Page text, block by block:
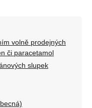
volně prodejných
či paracetamol
slupek